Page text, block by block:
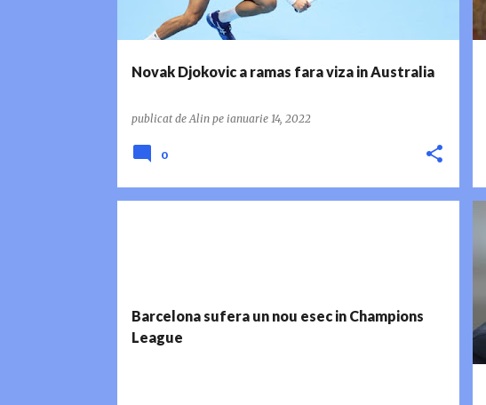
Novak Djokovic a ramas fara viza in Australia
publicat deAlin pe ianuarie 14, 2022
0
Barcelona sufera un nou esec in Champions
League